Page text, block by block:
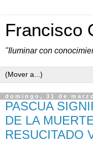
Francisco
"Iluminar con
domingo, 31 de
PASCUA
DE LA
RESUCITADO